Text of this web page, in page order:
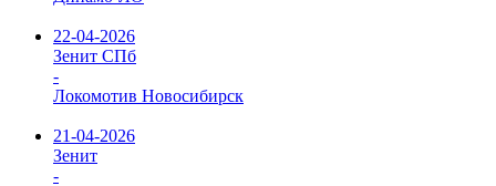
22-04-2026
Зенит СПб
-
Локомотив Новосибирск
21-04-2026
Зенит
-